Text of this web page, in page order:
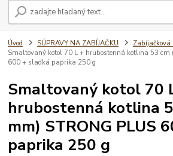
Úvod SÚPRAVY NA ZABÍJAČKU
Smaltovaný kotol 70 L + hrubostenná kotlina 53 cm
600 + sladká paprika 250 g
Smaltovaný kotol 70
hrubostenná kotlina
mm) STRONG PLUS
paprika 250 g